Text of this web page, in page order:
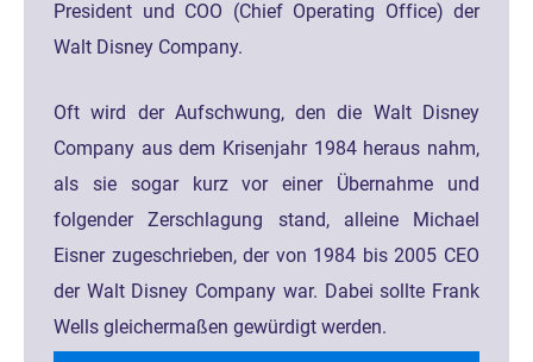
President und COO (Chief Operating Office) der
Walt Disney Company.
Oft wird der Aufschwung, den die Walt Disney
Company aus dem Krisenjahr 1984 heraus nahm,
als sie sogar kurz vor einer Übernahme und
folgender Zerschlagung stand, alleine Michael
Eisner zugeschrieben, der von 1984 bis 2005 CEO
der Walt Disney Company war. Dabei sollte Frank
Wells gleichermaßen gewürdigt werden.